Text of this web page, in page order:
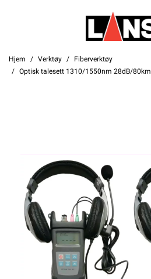
Hjem Verktøy
Fiberverktøy
Optisk talesett 1310/1550nm 28dB/80km